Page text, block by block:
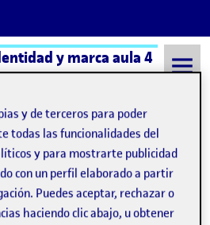
y marca aula 4
8 Septiembre, 2021
2021
y de terceros para poder
todas las funcionalidades del
y para mostrarte publicidad
con un perfil elaborado a partir
Puedes aceptar, rechazar o
haciendo clic abajo, u obtener